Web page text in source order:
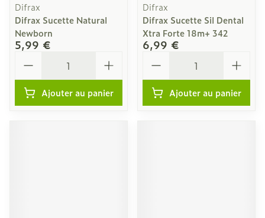
Difrax
Difrax Sucette Natural
Newborn
5,99 €
Ajouter au panier
Difrax
Difrax Sucette Sil Dental
Xtra Forte 18m+ 342
6,99 €
Ajouter au panier